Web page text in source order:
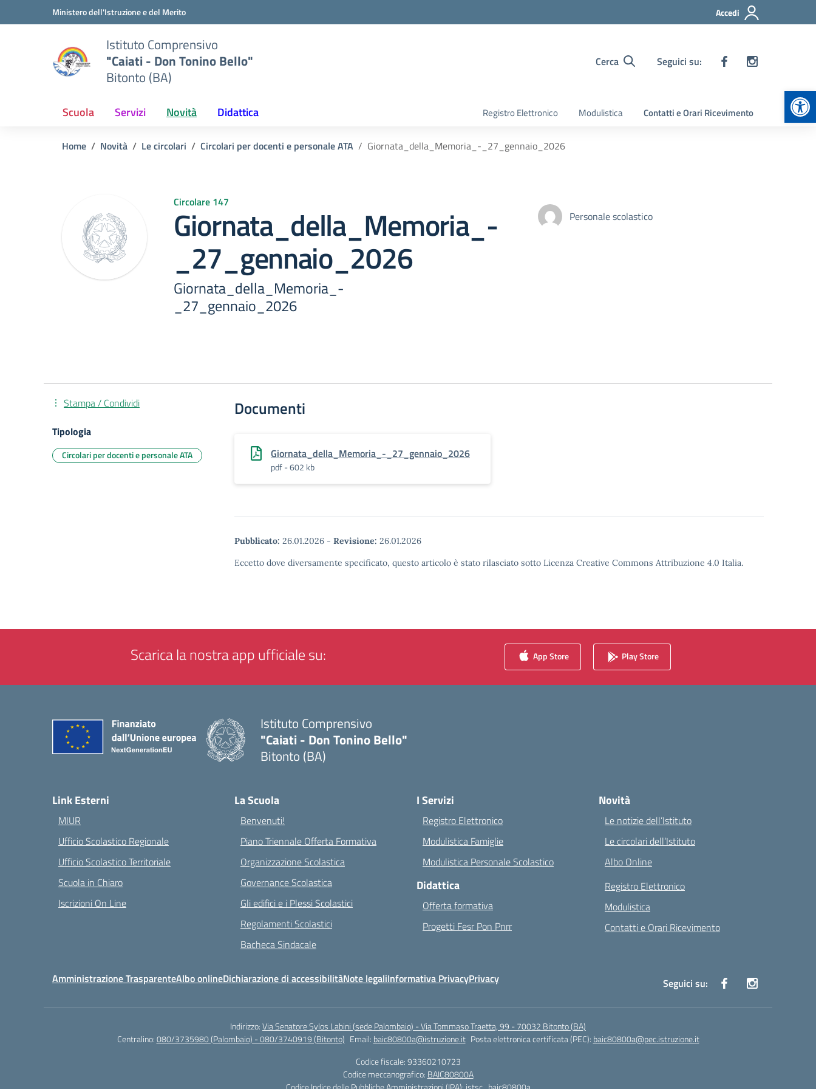
Vai ai contenuti
Vai al menu di navigazioneMinistero dell'Istruzione e del Merito Accedi
Istituto Comprensivo
"Caiati - Don Tonino Bello"
Bitonto (BA)
Cerca Seguici su:
Scuola Servizi Novità Didattica Registro Elettronico Modulistica Contatti e Orari Ricevimento
Home Novità Le circolari Circolari per docenti e personale ATA Giornata_della_Memoria_-_27_gennaio_2026
Circolare 147
Giornata_della_Memoria_-
_27_gennaio_2026
Giornata_della_Memoria_-
_27_gennaio_2026
Personale scolastico
Documenti
Giornata_della_Memoria_-_27_gennaio_2026
pdf - 602 kb
Pubblicato: 26.01.2026 - Revisione: 26.01.2026
Eccetto dove diversamente specificato, questo articolo è stato rilasciato sotto Licenza Creative Commons Attribuzione 4.0 Italia.
Stampa / Condividi
Tipologia
Circolari per docenti e personale ATA
Scarica la nostra app ufficiale su: App Store Play Store
Istituto Comprensivo
"Caiati - Don Tonino Bello"
Bitonto (BA)
Link Esterni
MIUR
Ufficio Scolastico Regionale
Ufficio Scolastico Territoriale
Scuola in Chiaro
Iscrizioni On Line
La Scuola
Benvenuti!
Piano Triennale Offerta Formativa
Organizzazione Scolastica
Governance Scolastica
Gli edifici e i Plessi Scolastici
Regolamenti Scolastici
Bacheca Sindacale
I Servizi
Registro Elettronico
Modulistica Famiglie
Modulistica Personale Scolastico
Didattica
Offerta formativa
Progetti Fesr Pon Pnrr
Novità
Le notizie dell’Istituto
Le circolari dell’Istituto
Albo Online
Registro Elettronico
Modulistica
Contatti e Orari Ricevimento
Amministrazione TrasparenteAlbo onlineDichiarazione di accessibilitàNote legaliInformativa PrivacyPrivacy Seguici su:
Indirizzo:Via Senatore Sylos Labini (sede Palombaio) - Via Tommaso Traetta, 99 - 70032 Bitonto (BA)
Centralino:080/3735980 (Palombaio) - 080/3740919 (Bitonto) Email: baic80800a@istruzione.it Posta elettronica certificata (PEC): baic80800a@pec.istruzione.it
Codice fiscale: 93360210723
Codice meccanografico: BAIC80800A